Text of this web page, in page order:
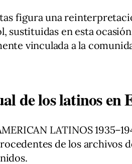
figura una
sustituidas en esta
vinculada a la
de los latinos en
LATINOS
de los archivos